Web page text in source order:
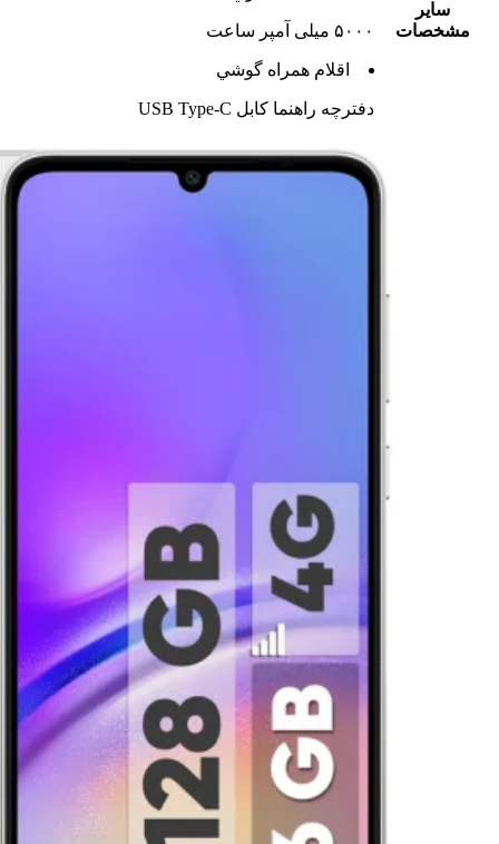
ساير
مشخصات
۵۰۰۰ میلی آمپر ساعت
اقلام همراه گوشي
دفترچه‌ راهنما کابل USB Type-C